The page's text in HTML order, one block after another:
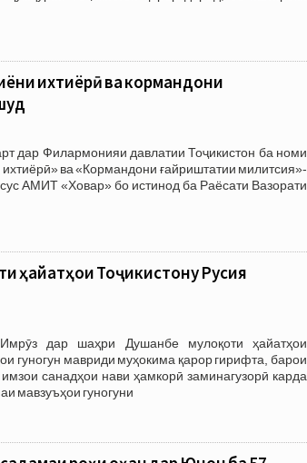
ихтиёрӣ ва кормандони
Филармонияи давлатии Тоҷикистон ба номи
ва «Кормандони ғайриштатии милитсия»-
АМИТ «Ховар» бо истинод ба Раёсати Вазорати
ҳайатҳои Тоҷикистону Русия
дар шаҳри Душанбе мулоқоти ҳайатҳои
гуногун мавриди муҳокима қарор гирифта, барои
санадҳои нави ҳамкорӣ заминагузорӣ карда
мавзуъҳои гуногуни